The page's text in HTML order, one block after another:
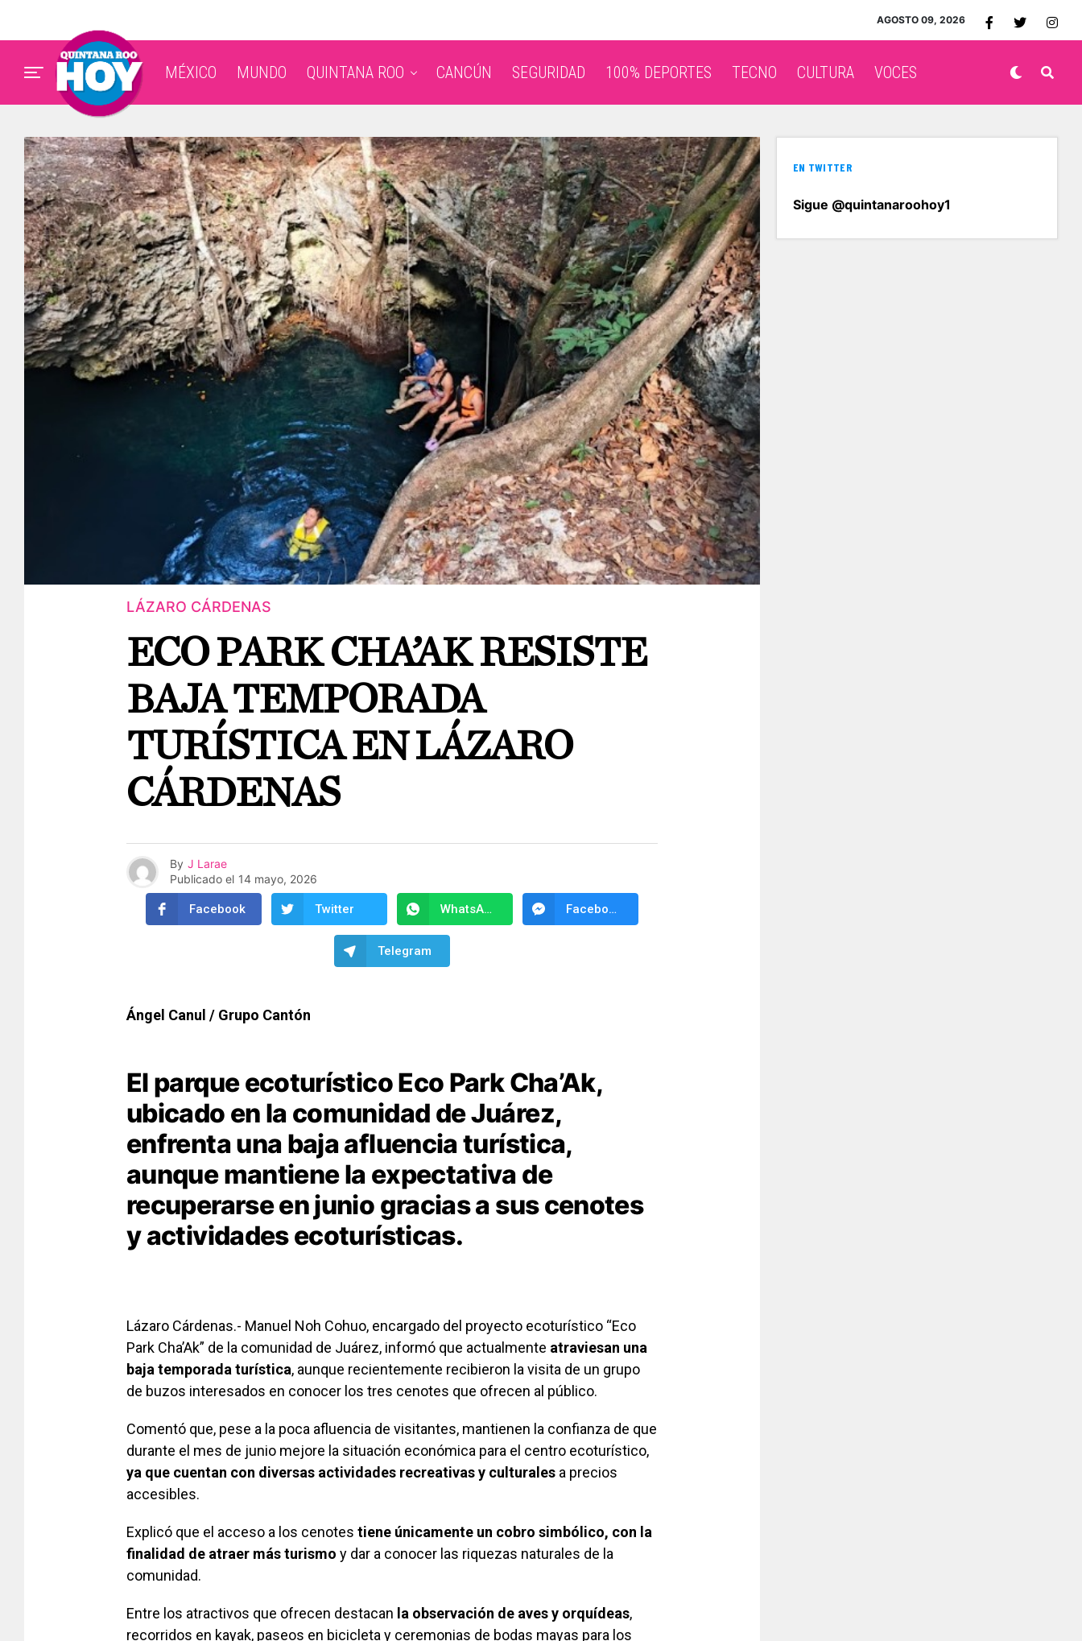
AGOSTO 09, 2026
MÉXICO MUNDO QUINTANA ROO CANCÚN SEGURIDAD 100% DEPORTES TECNO CULTURA VOCES
LÁZARO CÁRDENAS
ECO PARK CHA’AK RESISTE
BAJA TEMPORADA
TURÍSTICA EN LÁZARO
CÁRDENAS
By J Larae
Publicado el 14 mayo, 2026
Facebook Twitter WhatsApp Facebook Messenger
Telegram
Ángel Canul / Grupo Cantón
El parque ecoturístico Eco Park Cha’Ak,
ubicado en la comunidad de Juárez,
enfrenta una baja afluencia turística,
aunque mantiene la expectativa de
recuperarse en junio gracias a sus cenotes
y actividades ecoturísticas.
Lázaro Cárdenas.- Manuel Noh Cohuo, encargado del proyecto ecoturístico “Eco
Park Cha’Ak” de la comunidad de Juárez, informó que actualmente atraviesan una
baja temporada turística, aunque recientemente recibieron la visita de un grupo
de buzos interesados en conocer los tres cenotes que ofrecen al público.
Comentó que, pese a la poca afluencia de visitantes, mantienen la confianza de que
durante el mes de junio mejore la situación económica para el centro ecoturístico,
ya que cuentan con diversas actividades recreativas y culturales a precios
accesibles.
Explicó que el acceso a los cenotes tiene únicamente un cobro simbólico, con la
finalidad de atraer más turismo y dar a conocer las riquezas naturales de la
comunidad.
Entre los atractivos que ofrecen destacan la observación de aves y orquídeas,
recorridos en kayak, paseos en bicicleta y ceremonias de bodas mayas para los
EN TWITTER
Sigue @quintanaroohoy1